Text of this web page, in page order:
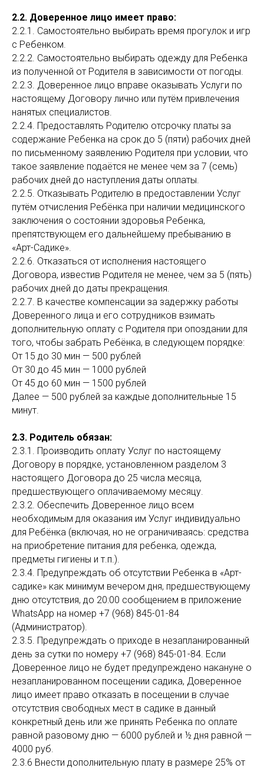
2.2. Доверенное лицо имеет право:
2.2.1. Самостоятельно выбирать время прогулок и игр
с Ребенком.
2.2.2. Самостоятельно выбирать одежду для Ребенка
из полученной от Родителя в зависимости от погоды.
2.2.3. Доверенное лицо вправе оказывать Услуги по
настоящему Договору лично или путём привлечения
нанятых специалистов.
2.2.4. Предоставлять Родителю отсрочку платы за
содержание Ребенка на срок до 5 (пяти) рабочих дней
по письменному заявлению Родителя при условии, что
такое заявление подаётся не менее чем за 7 (семь)
рабочих дней до наступления даты оплаты.
2.2.5. Отказывать Родителю в предоставлении Услуг
путём отчисления Ребёнка при наличии медицинского
заключения о состоянии здоровья Ребенка,
препятствующем его дальнейшему пребыванию в
«Арт-Садике».
2.2.6. Отказаться от исполнения настоящего
Договора, известив Родителя не менее, чем за 5 (пять)
рабочих дней до даты прекращения.
2.2.7. В качестве компенсации за задержку работы
Доверенного лица и его сотрудников взимать
дополнительную оплату с Родителя при опоздании для
того, чтобы забрать Ребёнка, в следующем порядке:
От 15 до 30 мин — 500 рублей
От 30 до 45 мин — 1000 рублей
От 45 до 60 мин — 1500 рублей
Далее — 500 рублей за каждые дополнительные 15
минут.
2.3. Родитель обязан:
2.3.1. Производить оплату Услуг по настоящему
Договору в порядке, установленном разделом 3
настоящего Договора до 25 числа месяца,
предшествующего оплачиваемому месяцу.
2.3.2. Обеспечить Доверенное лицо всем
необходимым для оказания им Услуг индивидуально
для Ребёнка (включая, но не ограничиваясь: средства
на приобретение питания для ребенка, одежда,
предметы гигиены и т.п.).
2.3.4. Предупреждать об отсутствии Ребенка в «Арт-
садике» как минимум вечером дня, предшествующему
дню отсутствия, до 20:00 сообщением в приложение
WhatsApp на номер +7 (968) 845-01-84
(Администратор).
2.3.5. Предупреждать о приходе в незапланированный
день за сутки по номеру +7 (968) 845-01-84. Если
Доверенное лицо не будет предупреждено накануне о
незапланированном посещении садика, Доверенное
лицо имеет право отказать в посещении в случае
отсутствия свободных мест в садике в данный
конкретный день или же принять Ребенка по оплате
равной разовому дню — 6000 рублей и ½ дня равной —
4000 руб.
2.3.6 Внести дополнительную плату в размере 25% от